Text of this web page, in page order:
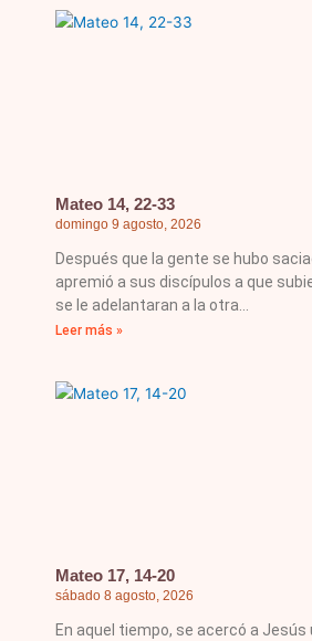
Mateo 14, 22-33
domingo 9 agosto, 2026
Después que la gente se hubo
apremió a sus discípulos a que
se le adelantaran a la otra
Leer más »
Mateo 17, 14-20
sábado 8 agosto, 2026
En aquel tiempo, se acercó a Jesús